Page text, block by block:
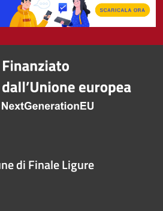
di Finale Ligure